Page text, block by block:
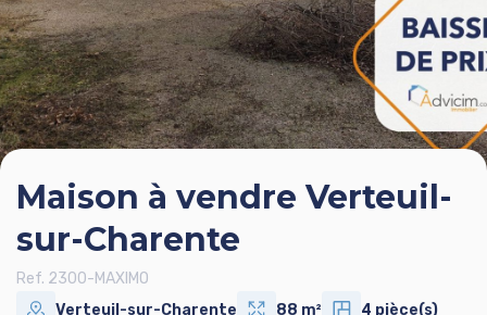
Maison à vendre Verteuil-
sur-Charente
Ref. 2300-MAXIMO
Verteuil-sur-Charente
88 m² 4 pièce(s)